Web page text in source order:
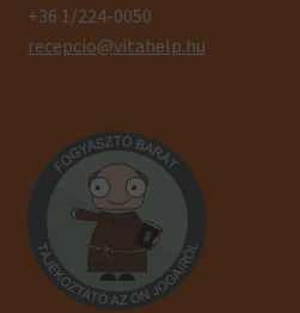
+36 1/224-0050
recepcio@vitahelp.hu